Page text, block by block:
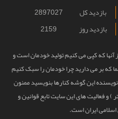
بازدید کل
2897027
بازدید روز 2159
که کپی می کنیم تولید خودمان است و
که بر می دارید چرا خودمان را سبک کنیم
این گوشه کنارها بنویسید ممنون
و فعالیت های این سایت تابع قوانین و
ایران است.